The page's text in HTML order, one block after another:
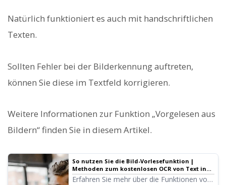
Natürlich funktioniert es auch mit handschriftlichen
Texten.
Sollten Fehler bei der Bilderkennung auftreten,
können Sie diese im Textfeld korrigieren.
Weitere Informationen zur Funktion „Vorgelesen aus
Bildern“ finden Sie in diesem Artikel.
So nutzen Sie die Bild-Vorlesefunktion |
Methoden zum kostenlosen OCR von Text in
Fotos und Umwandlung in Sprache
Erfahren Sie mehr über die Funktionen von